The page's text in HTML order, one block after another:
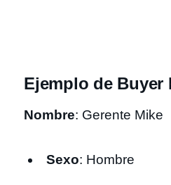
Ejemplo de Buyer
Nombre: Gerente Mike
Sexo: Hombre